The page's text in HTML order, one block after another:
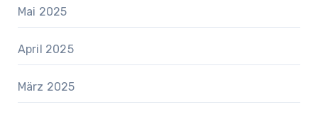
Mai 2025
April 2025
März 2025